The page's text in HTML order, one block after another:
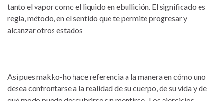
tanto el vapor como el liquido en ebullición. El significado es
regla, método, en el sentido que te permite progresar y
alcanzar otros estados
Así pues makko-ho hace referencia a la manera en cómo uno
desea confrontarse a la realidad de su cuerpo, de su vida y de